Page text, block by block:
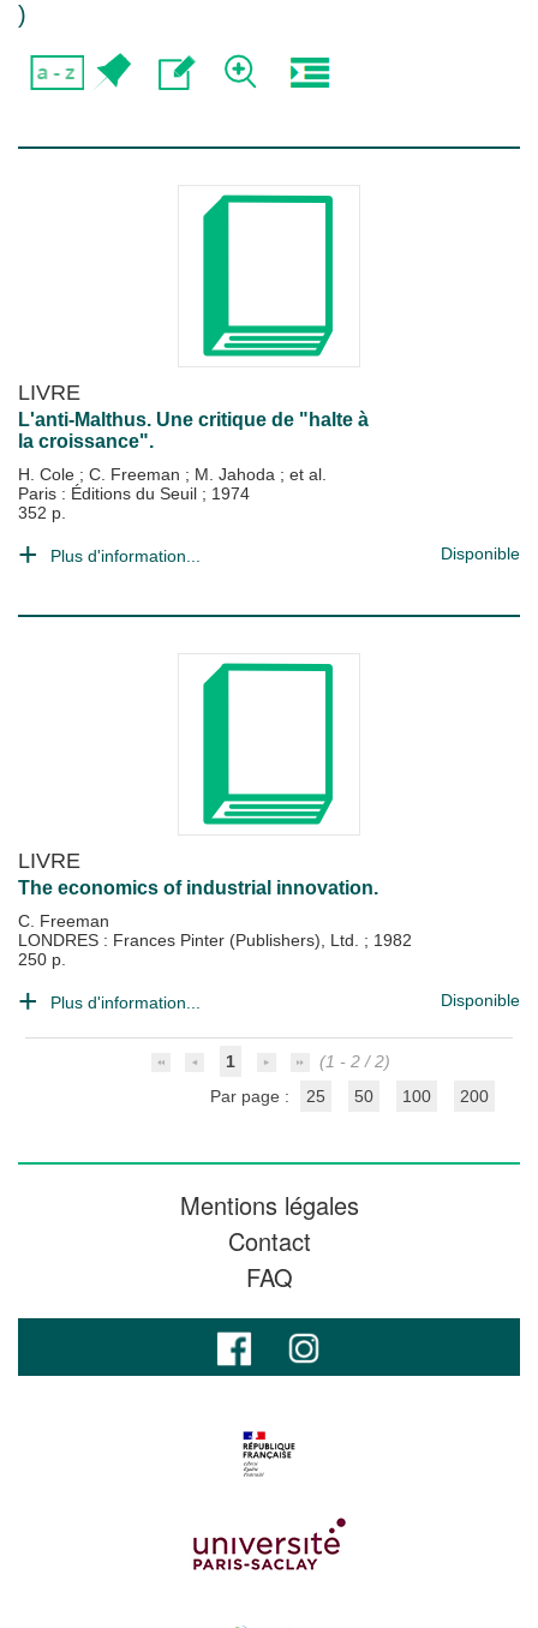
)
LIVRE
L'anti-Malthus. Une critique de "halte à
la croissance".
H. Cole ; C. Freeman ; M. Jahoda ; et al.
Paris : Éditions du Seuil ; 1974
352 p.
Plus d'information... Disponible
LIVRE
The economics of industrial innovation.
C. Freeman
LONDRES : Frances Pinter (Publishers), Ltd. ; 1982
250 p.
Plus d'information... Disponible
1
(1 - 2 / 2)
Par page :
25 50 100 200
Mentions légales
Contact
FAQ